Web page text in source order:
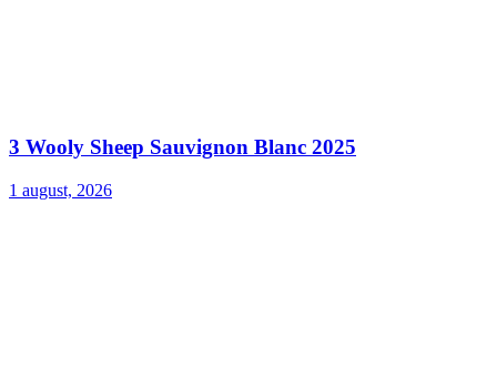
3 Wooly Sheep Sauvignon Blanc 2025
1 august, 2026